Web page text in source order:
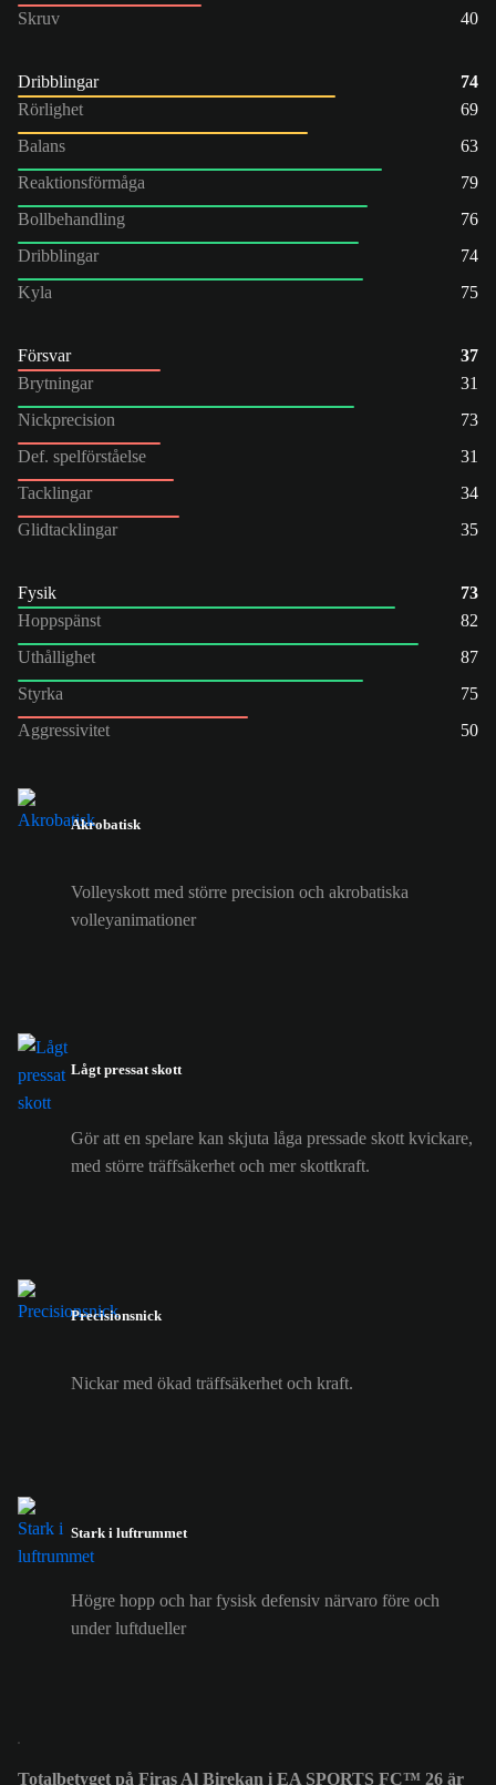
Skruv
40
Dribblingar
74
Rörlighet
69
Balans
63
Reaktionsförmåga
79
Bollbehandling
76
Dribblingar
74
Kyla
75
Försvar
37
Brytningar
31
Nickprecision
73
Def. spelförståelse
31
Tacklingar
34
Glidtacklingar
35
Fysik
73
Hoppspänst
82
Uthållighet
87
Styrka
75
Aggressivitet
50
Akrobatisk
Volleyskott med större precision och akrobatiska
volleyanimationer
Lågt pressat skott
Gör att en spelare kan skjuta låga pressade skott kvickare,
med större träffsäkerhet och mer skottkraft.
Precisionsnick
Nickar med ökad träffsäkerhet och kraft.
Stark i luftrummet
Högre hopp och har fysisk defensiv närvaro före och
under luftdueller
Totalbetyget på Firas Al Birekan i EA SPORTS FC™ 26 är